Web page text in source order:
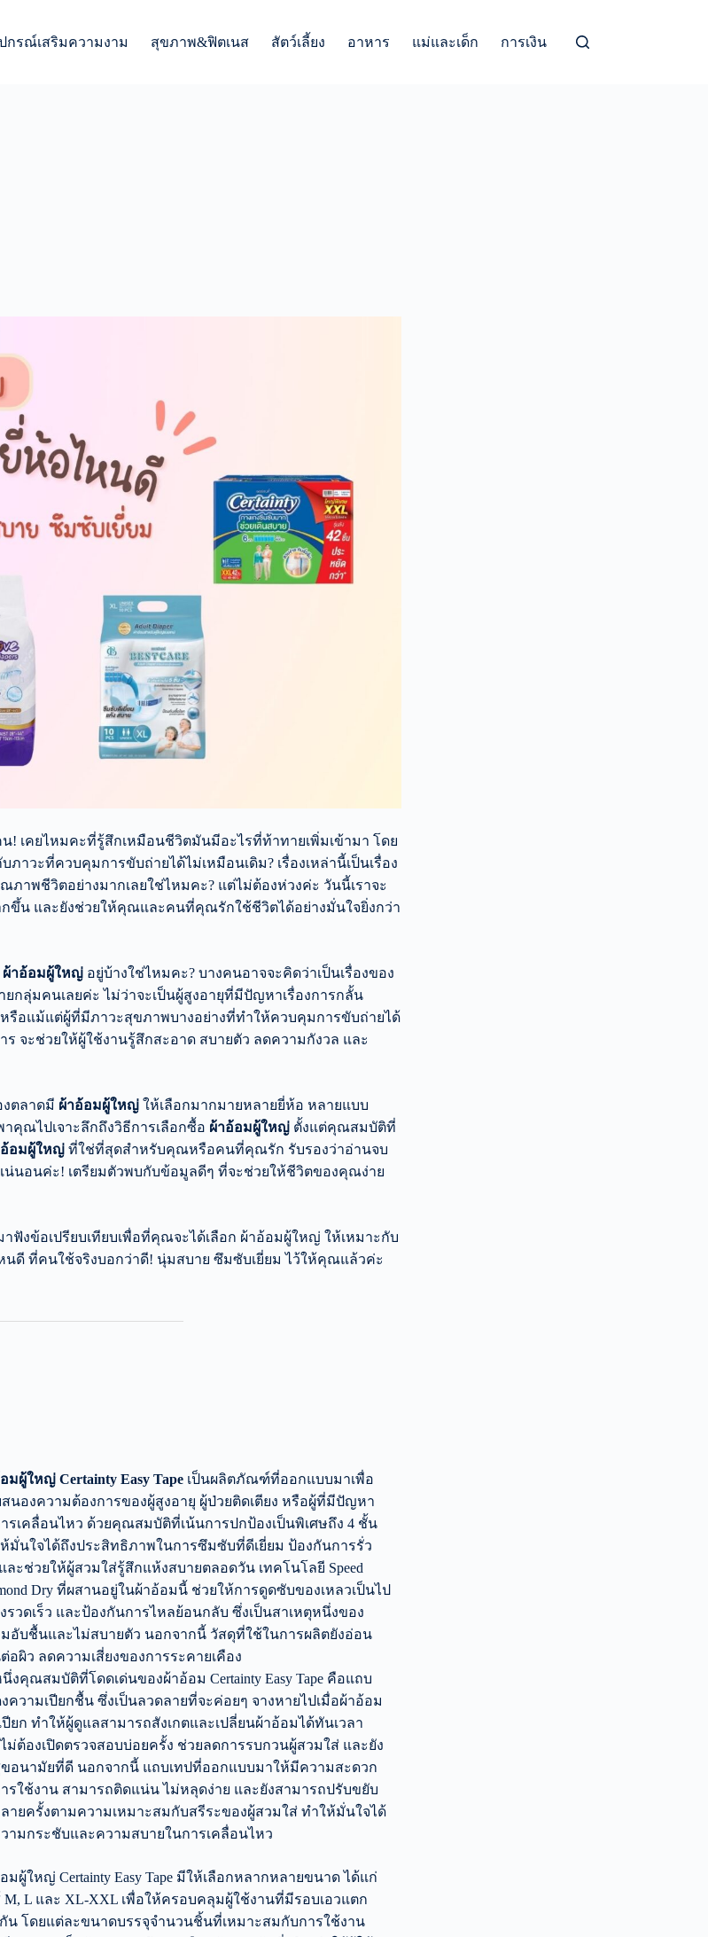
กรณ์เสริมความงาม สุขภาพ&ฟิตเนส สัตว์เลี้ยง อาหาร แม่และเด็ก การเงิน
เคยไหมคะที่รู้สึกเหมือนชีวิตมันมีอะไรที่ท้าทายเพิ่มเข้ามา โดย
วะที่ควบคุมการขับถ่ายได้ไม่เหมือนเดิม? เรื่องเหล่านี้เป็นเรื่อง
าพชีวิตอย่างมากเลยใช่ไหมคะ? แต่ไม่ต้องห่วงค่ะ วันนี้เราจะ
ขึ้น และยังช่วยให้คุณและคนที่คุณรักใช้ชีวิตได้อย่างมั่นใจยิ่งกว่า
ผ้าอ้อมผู้ใหญ่ อยู่บ้างใช่ไหมคะ? บางคนอาจจะคิดว่าเป็นเรื่องของ
กลุ่มคนเลยค่ะ ไม่ว่าจะเป็นผู้สูงอายุที่มีปัญหาเรื่องการกลั้น
รือแม้แต่ผู้ที่มีภาวะสุขภาพบางอย่างที่ทำให้ควบคุมการขับถ่ายได้
จะช่วยให้ผู้ใช้งานรู้สึกสะอาด สบายตัว ลดความกังวล และ
ตลาดมี ผ้าอ้อมผู้ใหญ่ ให้เลือกมากมายหลายยี่ห้อ หลายแบบ
คุณไปเจาะลึกถึงวิธีการเลือกซื้อ ผ้าอ้อมผู้ใหญ่ ตั้งแต่คุณสมบัติที่
อ้อมผู้ใหญ่ ที่ใช่ที่สุดสำหรับคุณหรือคนที่คุณรัก รับรองว่าอ่านจบ
น่นอนค่ะ! เตรียมตัวพบกับข้อมูลดีๆ ที่จะช่วยให้ชีวิตของคุณง่าย
ฟังข้อเปรียบเทียบเพื่อที่คุณจะได้เลือก ผ้าอ้อมผู้ใหญ่ ให้เหมาะกับ
ดี ที่คนใช้จริงบอกว่าดี! นุ่มสบาย ซึมซับเยี่ยม ไว้ให้คุณแล้วค่ะ
มผู้ใหญ่ Certainty Easy Tape เป็นผลิตภัณฑ์ที่ออกแบบมาเพื่อ
นองความต้องการของผู้สูงอายุ ผู้ป่วยติดเตียง หรือผู้ที่มีปัญหา
รเคลื่อนไหว ด้วยคุณสมบัติที่เน้นการปกป้องเป็นพิเศษถึง 4 ชั้น
มั่นใจได้ถึงประสิทธิภาพในการซึมซับที่ดีเยี่ยม ป้องกันการรั่ว
ละช่วยให้ผู้สวมใส่รู้สึกแห้งสบายตลอดวัน เทคโนโลยี Speed
Dry ที่ผสานอยู่ในผ้าอ้อมนี้ ช่วยให้การดูดซับของเหลวเป็นไป
รวดเร็ว และป้องกันการไหลย้อนกลับ ซึ่งเป็นสาเหตุหนึ่งของ
อับชื้นและไม่สบายตัว นอกจากนี้ วัสดุที่ใช้ในการผลิตยังอ่อน
อผิว ลดความเสี่ยงของการระคายเคือง
งคุณสมบัติที่โดดเด่นของผ้าอ้อม Certainty Easy Tape คือแถบ
ความเปียกชื้น ซึ่งเป็นลวดลายที่จะค่อยๆ จางหายไปเมื่อผ้าอ้อม
ปียก ทำให้ผู้ดูแลสามารถสังเกตและเปลี่ยนผ้าอ้อมได้ทันเวลา
ม่ต้องเปิดตรวจสอบบ่อยครั้ง ช่วยลดการรบกวนผู้สวมใส่ และยัง
อนามัยที่ดี นอกจากนี้ แถบเทปที่ออกแบบมาให้มีความสะดวก
รใช้งาน สามารถติดแน่น ไม่หลุดง่าย และยังสามารถปรับขยับ
ายครั้งตามความเหมาะสมกับสรีระของผู้สวมใส่ ทำให้มั่นใจได้
ามกระชับและความสบายในการเคลื่อนไหว
มผู้ใหญ่ Certainty Easy Tape มีให้เลือกหลากหลายขนาด ได้แก่
M, L และ XL-XXL เพื่อให้ครอบคลุมผู้ใช้งานที่มีรอบเอวแตก
น โดยแต่ละขนาดบรรจุจำนวนชิ้นที่เหมาะสมกับการใช้งาน